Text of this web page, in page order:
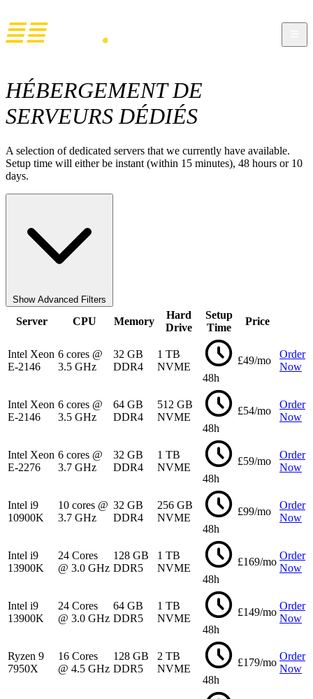
HÉBERGEMENT DE
SERVEURS DÉDIÉS
A selection of dedicated servers that we currently have available.
Setup time will either be instant (within 15 minutes), 48 hours or 10
days.
Show Advanced Filters
Server CPU Memory
Hard
Drive
Setup
Time
Price
Intel Xeon
E-2146
6 cores @
3.5 GHz
32 GB
DDR4
1 TB
NVME
48h
£49/mo
Order
Now
Intel Xeon
E-2146
6 cores @
3.5 GHz
64 GB
DDR4
512 GB
NVME
48h
£54/mo
Order
Now
Intel Xeon
E-2276
6 cores @
3.7 GHz
32 GB
DDR4
1 TB
NVME
48h
£59/mo
Order
Now
Intel i9
10900K
10 cores @
3.7 GHz
32 GB
DDR4
256 GB
NVME
48h
£99/mo
Order
Now
Intel i9
13900K
24 Cores
@ 3.0 GHz
128 GB
DDR5
1 TB
NVME
48h
£169/mo
Order
Now
Intel i9
13900K
24 Cores
@ 3.0 GHz
64 GB
DDR5
1 TB
NVME
48h
£149/mo
Order
Now
Ryzen 9
7950X
16 Cores
@ 4.5 GHz
128 GB
DDR5
2 TB
NVME
48h
£179/mo
Order
Now